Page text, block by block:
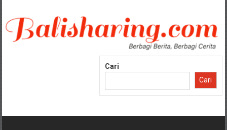
konten
Cari
Cari